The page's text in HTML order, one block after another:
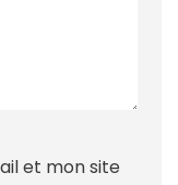
et mon site